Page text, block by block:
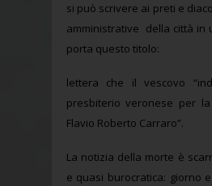
si può scrivere ai preti e
amministrative della città in
porta questo titolo:
lettera che il vescovo
presbiterio veronese per
Flavio Roberto Carraro”.
La notizia della morte è
e quasi burocratica: giorno